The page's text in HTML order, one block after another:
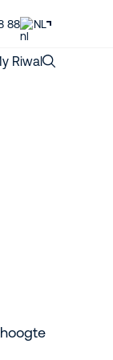
88 NL
Riwal